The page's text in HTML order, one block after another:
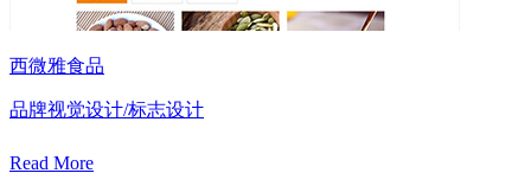
西微雅食品
品牌视觉设计/标志设计
Read More